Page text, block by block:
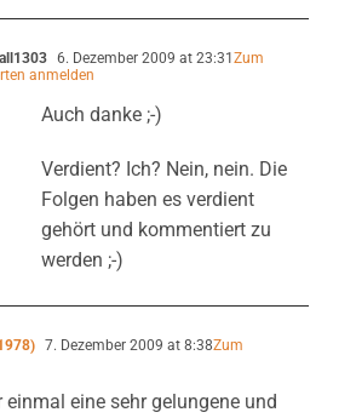
6. Dezember 2009 at 23:31Zum
anmelden
Auch danke ;-)
Verdient? Ich? Nein, nein. Die
Folgen haben es verdient
gehört und kommentiert zu
werden ;-)
7. Dezember 2009 at 8:38Zum
einmal eine sehr gelungene und